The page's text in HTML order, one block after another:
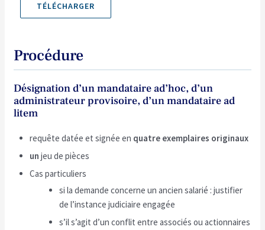
TÉLÉCHARGER
Procédure
Désignation d’un mandataire ad’hoc, d’un
administrateur provisoire, d’un mandataire ad
litem
requête datée et signée en quatre exemplaires originaux
unjeu de pièces
Cas particuliers
si la demande concerne un ancien salarié : justifier
de l’instance judiciaire engagée
s’il s’agit d’un conflit entre associés ou actionnaires